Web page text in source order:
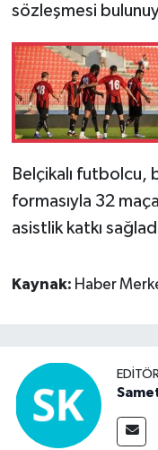
sözleşmesi
Belçikalı futbolcu,
formasıyla 32
asistlik katkı
Kaynak: Haber